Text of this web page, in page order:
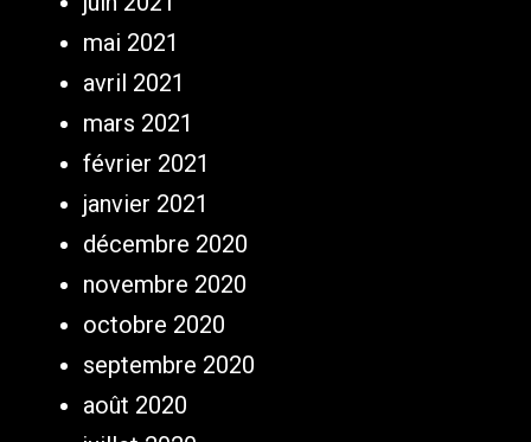
mai 2021
avril 2021
mars 2021
février 2021
janvier 2021
décembre 2020
novembre 2020
octobre 2020
septembre 2020
août 2020